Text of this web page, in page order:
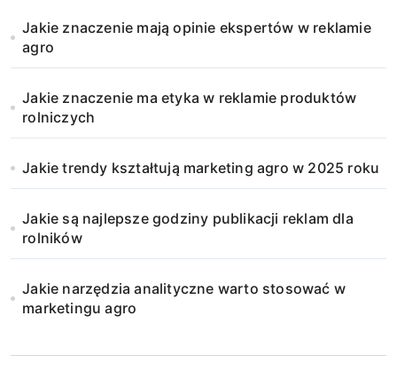
n
i
e
w
p
Jakie znaczenie mają opinie ekspertów w reklamie
agro
Jakie znaczenie ma etyka w reklamie produktów
rolniczych
Jakie trendy kształtują marketing agro w 2025 roku
Jakie są najlepsze godziny publikacji reklam dla
rolników
Jakie narzędzia analityczne warto stosować w
marketingu agro